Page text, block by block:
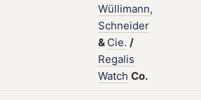
Wüllimann,
Schneider
& Cie. /
Regalis
Watch Co.